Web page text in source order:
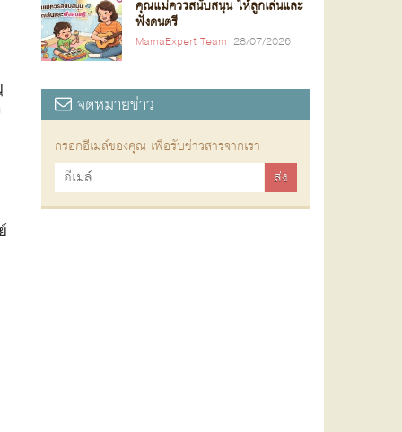
คุณแม่ควรสนับสนุน ให้ลูกเล่นและ
ฟังดนตรี
MamaExpert Team 28/07/2026
จดหมายข่าว
กรอกอีเมล์ของคุณ เพื่อรับข่าวสารจากเรา